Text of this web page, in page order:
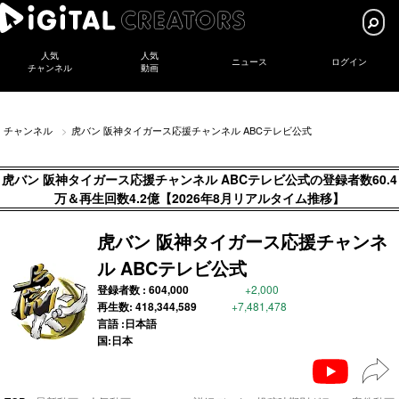
人気
チャンネル
人気
動画
ニュース ログイン
チャンネル 虎バン 阪神タイガース応援チャンネル ABCテレビ公式
虎バン 阪神タイガース応援チャンネル ABCテレビ公式の登録者数60.4
万＆再生回数4.2億【2026年8月リアルタイム推移】
虎バン 阪神タイガース応援チャンネ
ル ABCテレビ公式
登録者数 : 604,000 +2,000
再生数: 418,344,589 +7,481,478
言語 :日本語
国:日本